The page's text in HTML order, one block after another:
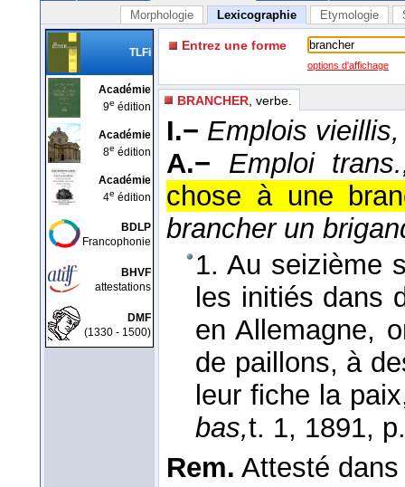
Morphologie Lexicographie Etymologie
TLFi
Académie
9e édition
Académie
8e édition
Académie
4e édition
BDLP
Francophonie
BHVF
attestations
DMF
(1330 - 1500)
Entrez une forme
options d'affichage
BRANCHER , verbe.
I.− Emplois
A.−
Emploi
chose à une
brancher un
1. Au seizième
les initiés dans
en Allemagne,
de paillons, à
leur fiche la
bas,t. 1, 1891,
Rem. Attesté